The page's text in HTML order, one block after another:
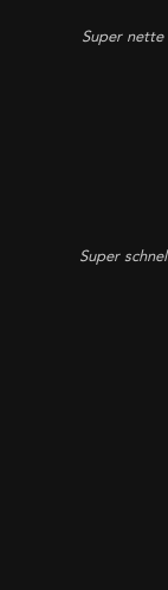
Super
Super